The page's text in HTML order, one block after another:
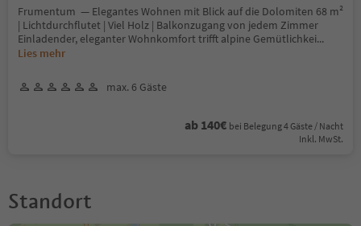
Frumentum — Elegantes Wohnen mit Blick auf die Dolomiten 68 m²
| Lichtdurchflutet | Viel Holz | Balkonzugang von jedem Zimmer
Einladender, eleganter Wohnkomfort trifft alpine Gemütlichkei...
Lies mehr
max. 6 Gäste
ab 140€ bei Belegung 4 Gäste / Nacht
Inkl. MwSt.
Standort